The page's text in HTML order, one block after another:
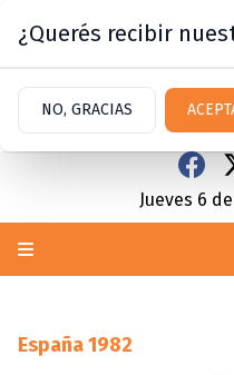
Jueves 6 de
España 1982
¿Querés recibir
NO, GRACIAS